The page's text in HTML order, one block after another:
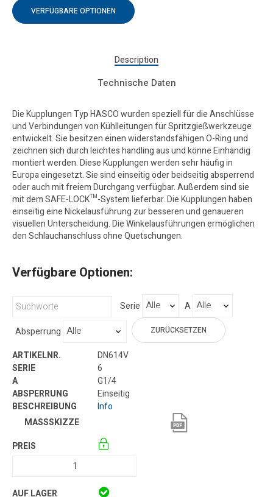
VERFÜGBARE OPTIONEN
Description
Technische Daten
Die Kupplungen Typ HASCO wurden speziell für die Anschlüsse
und Verbindungen von Kühlleitungen für Spritzgießwerkzeuge
entwickelt. Sie besitzen einen widerstandsfähigen O-Ring und
zeichnen sich durch leichtes handling aus und könne Einhändig
montiert werden. Diese Kupplungen werden sehr häufig in
Europa eingesetzt. Sie sind einseitig oder beidseitig absperrend
oder auch mit freiem Durchgang verfügbar. Außerdem sind sie
mit dem SAFE-LOCK™-System lieferbar. Die Kupplungen haben
einseitig eine Nickelausführung zur besseren und genaueren
visuellen Unterscheidung. Die Winkelausführungen ermöglichen
den Schlauchanschluss ohne Quetschungen.
Verfügbare Optionen:
Serie
A
Absperrung
ZURÜCKSETZEN
DN614V
6
G1/4
Einseitig
Info